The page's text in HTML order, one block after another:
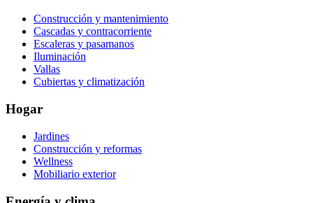
Construcción y mantenimiento
Cascadas y contracorriente
Escaleras y pasamanos
Iluminación
Vallas
Cubiertas y climatización
Hogar
Jardines
Construcción y reformas
Wellness
Mobiliario exterior